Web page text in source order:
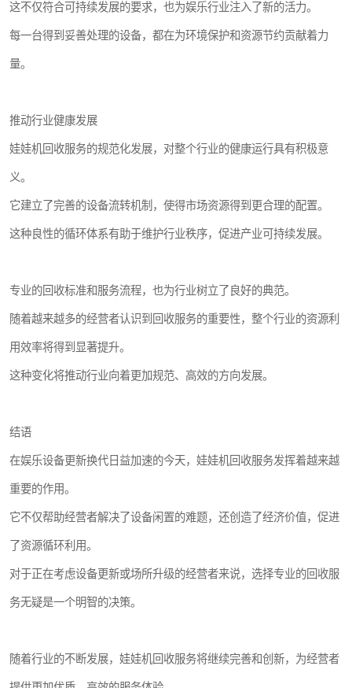
这不仅符合可持续发展的要求，也为娱乐行业注入了新的活力。
每一台得到妥善处理的设备，都在为环境保护和资源节约贡献着力
量。
推动行业健康发展
娃娃机回收服务的规范化发展，对整个行业的健康运行具有积极意
义。
它建立了完善的设备流转机制，使得市场资源得到更合理的配置。
这种良性的循环体系有助于维护行业秩序，促进产业可持续发展。
专业的回收标准和服务流程，也为行业树立了良好的典范。
随着越来越多的经营者认识到回收服务的重要性，整个行业的资源利
用效率将得到显著提升。
这种变化将推动行业向着更加规范、高效的方向发展。
结语
在娱乐设备更新换代日益加速的今天，娃娃机回收服务发挥着越来越
重要的作用。
它不仅帮助经营者解决了设备闲置的难题，还创造了经济价值，促进
了资源循环利用。
对于正在考虑设备更新或场所升级的经营者来说，选择专业的回收服
务无疑是一个明智的决策。
随着行业的不断发展，娃娃机回收服务将继续完善和创新，为经营者